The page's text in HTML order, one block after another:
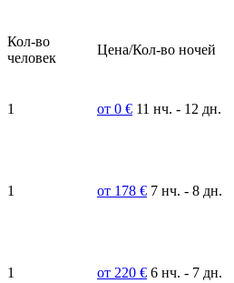
Кол-во
человек
Цена/Кол-во ночей
1 от 0 € 11 нч. - 12 дн.
1 от 178 € 7 нч. - 8 дн.
1 от 220 € 6 нч. - 7 дн.